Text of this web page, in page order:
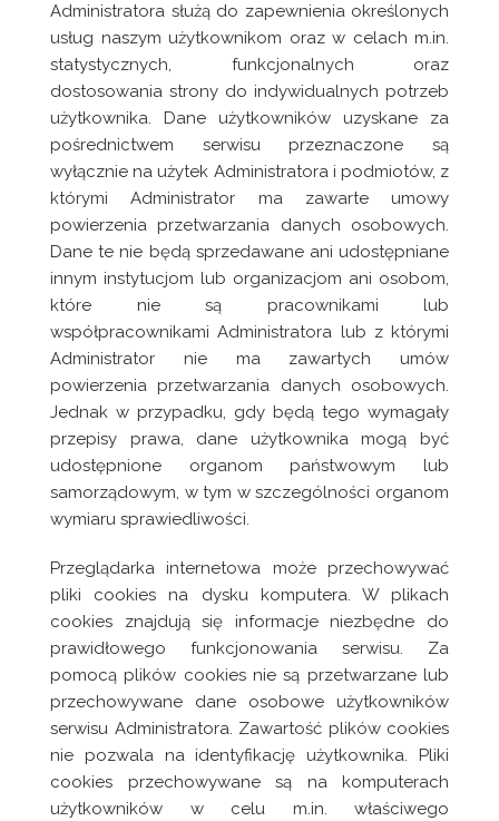
Administratora służą do zapewnienia określonych
usług naszym użytkownikom oraz w celach m.in.
statystycznych, funkcjonalnych oraz
dostosowania strony do indywidualnych potrzeb
użytkownika. Dane użytkowników uzyskane za
pośrednictwem serwisu przeznaczone są
wyłącznie na użytek Administratora i podmiotów, z
którymi Administrator ma zawarte umowy
powierzenia przetwarzania danych osobowych.
Dane te nie będą sprzedawane ani udostępniane
innym instytucjom lub organizacjom ani osobom,
które nie są pracownikami lub
współpracownikami Administratora lub z którymi
Administrator nie ma zawartych umów
powierzenia przetwarzania danych osobowych.
Jednak w przypadku, gdy będą tego wymagały
przepisy prawa, dane użytkownika mogą być
udostępnione organom państwowym lub
samorządowym, w tym w szczególności organom
wymiaru sprawiedliwości.
Przeglądarka internetowa może przechowywać
pliki cookies na dysku komputera. W plikach
cookies znajdują się informacje niezbędne do
prawidłowego funkcjonowania serwisu. Za
pomocą plików cookies nie są przetwarzane lub
przechowywane dane osobowe użytkowników
serwisu Administratora. Zawartość plików cookies
nie pozwala na identyfikację użytkownika. Pliki
cookies przechowywane są na komputerach
użytkowników w celu m.in. właściwego